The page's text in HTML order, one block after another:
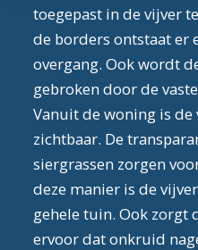
toegepast in de vijver
de borders ontstaat er
overgang. Ook wordt
gebroken door de
Vanuit de woning is
zichtbaar. De
siergrassen zorgen
deze manier is de
gehele tuin. Ook zorgt
ervoor dat onkruid